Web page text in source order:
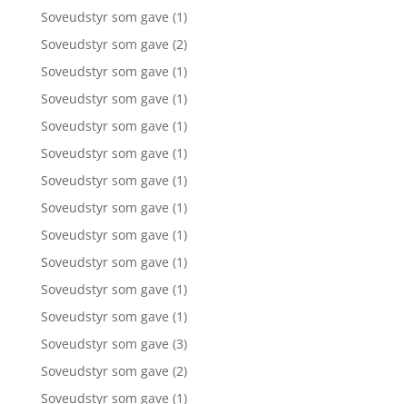
Soveudstyr som gave (1)
Soveudstyr som gave (2)
Soveudstyr som gave (1)
Soveudstyr som gave (1)
Soveudstyr som gave (1)
Soveudstyr som gave (1)
Soveudstyr som gave (1)
Soveudstyr som gave (1)
Soveudstyr som gave (1)
Soveudstyr som gave (1)
Soveudstyr som gave (1)
Soveudstyr som gave (1)
Soveudstyr som gave (3)
Soveudstyr som gave (2)
Soveudstyr som gave (1)